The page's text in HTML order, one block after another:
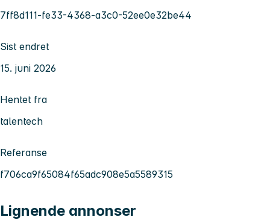
7ff8d111-fe33-4368-a3c0-52ee0e32be44
Sist endret
15. juni 2026
Hentet fra
talentech
Referanse
f706ca9f65084f65adc908e5a5589315
Lignende annonser